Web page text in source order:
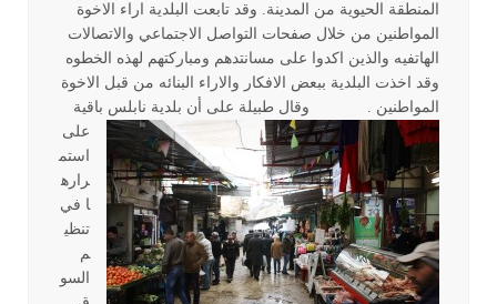
المنطقة الحيوية من المدينة. وقد تابعت البلدية اراء الاخوة
المواطنين من خلال صفحات التواصل الاجتماعي والاتصالات
الهاتفيه والذين اكدوا على مسانتدهم ومباركتهم لهذه الخطوه
وقد اخذت البلدية ببعض الافكار والاراء البنائه من قبل الاخوة
المواطنين .
وقال طبيلة على أن بلدية نابلس باقية
على
استم
راره
ا في
تنظي
م
السو